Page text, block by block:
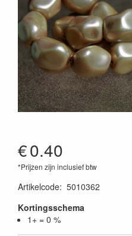
€0.40
*Prijzen zijn inclusief btw
Artikelcode: 5010362
Kortingsschema
1+ = 0 %